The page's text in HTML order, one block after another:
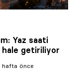
Yaz saati
hale getiriliyor
hafta önce